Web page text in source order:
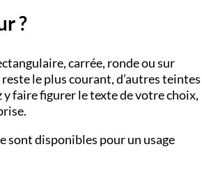
?
carrée, ronde ou sur
le plus courant, d’autres teintes
faire figurer le texte de votre choix,
sont disponibles pour un usage